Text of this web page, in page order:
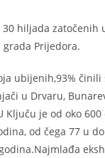
hiljada zatočenih
Prijedora.
ubijenih,93% činili
u Drvaru,
Ključu je od oko
od čega 77 u